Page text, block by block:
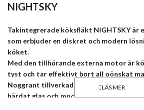
NIGHTSKY
Takintegrerade köksfläkt NIGHTSKY är
som erbjuder en diskret och modern
köket.
Med den tillhörande externa motor är
tyst och tar effektivt bort all oönskat
Noggrant tillverkad i material av högsta
härdat glas och modern Led strip